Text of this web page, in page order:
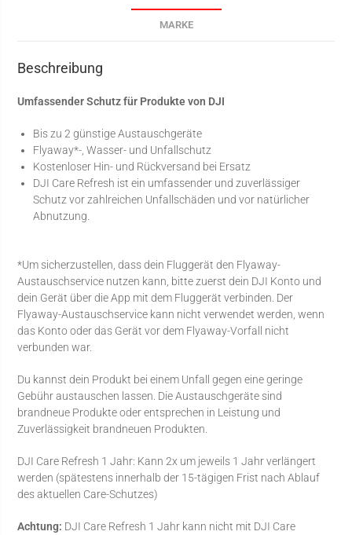
MARKE
Beschreibung
Umfassender Schutz für Produkte von DJI
Bis zu 2 günstige Austauschgeräte
Flyaway*-, Wasser- und Unfallschutz
Kostenloser Hin- und Rückversand bei Ersatz
DJI Care Refresh ist ein umfassender und zuverlässiger
Schutz vor zahlreichen Unfallschäden und vor natürlicher
Abnutzung.
*Um sicherzustellen, dass dein Fluggerät den Flyaway-
Austauschservice nutzen kann, bitte zuerst dein DJI Konto und
dein Gerät über die App mit dem Fluggerät verbinden. Der
Flyaway-Austauschservice kann nicht verwendet werden, wenn
das Konto oder das Gerät vor dem Flyaway-Vorfall nicht
verbunden war.
Du kannst dein Produkt bei einem Unfall gegen eine geringe
Gebühr austauschen lassen. Die Austauschgeräte sind
brandneue Produkte oder entsprechen in Leistung und
Zuverlässigkeit brandneuen Produkten.
DJI Care Refresh 1 Jahr: Kann 2x um jeweils 1 Jahr verlängert
werden (spätestens innerhalb der 15-tägigen Frist nach Ablauf
des aktuellen Care-Schutzes)
Achtung: DJI Care Refresh 1 Jahr kann nicht mit DJI Care